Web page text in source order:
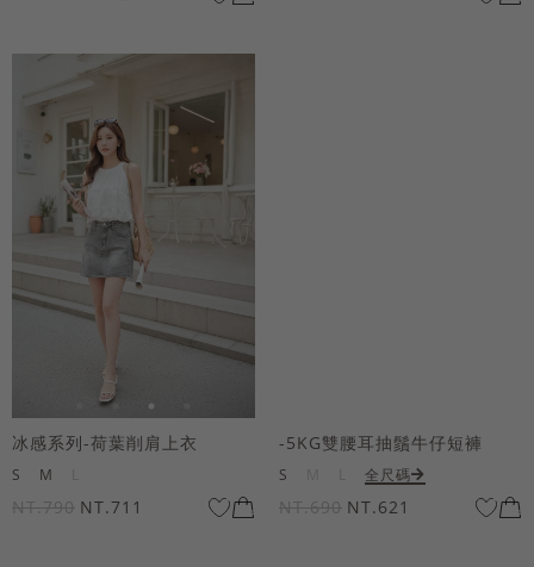
冰感系列-荷葉削肩上衣
S M
NT.790 NT.711
-5KG雙腰耳抽鬚牛仔短褲
S 全尺碼
NT.690 NT.621